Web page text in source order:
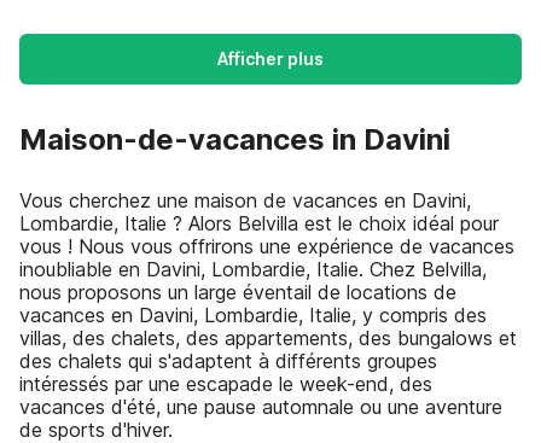
Afficher plus
Maison-de-vacances in Davini
Vous cherchez une maison de vacances en Davini,
Lombardie, Italie ? Alors Belvilla est le choix idéal pour
vous ! Nous vous offrirons une expérience de vacances
inoubliable en Davini, Lombardie, Italie. Chez Belvilla,
nous proposons un large éventail de locations de
vacances en Davini, Lombardie, Italie, y compris des
villas, des chalets, des appartements, des bungalows et
des chalets qui s'adaptent à différents groupes
intéressés par une escapade le week-end, des
vacances d'été, une pause automnale ou une aventure
de sports d'hiver.